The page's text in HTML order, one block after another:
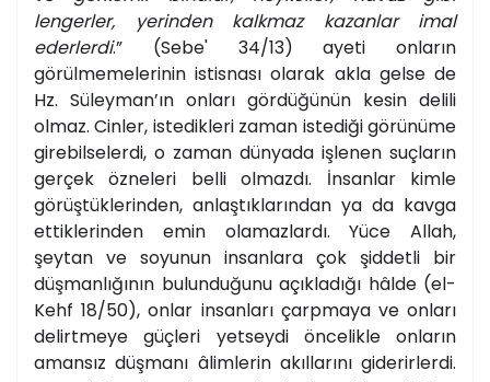
lengerler, yerinden kalkmaz kazanlar imal
ederlerdi.” (Sebe' 34/13) ayeti onların
görülmemelerinin istisnası olarak akla gelse de
Hz. Süleyman’ın onları gördüğünün kesin delili
olmaz. Cinler, istedikleri zaman istediği görünüme
girebilselerdi, o zaman dünyada işlenen suçların
gerçek özneleri belli olmazdı. İnsanlar kimle
görüştüklerinden, anlaştıklarından ya da kavga
ettiklerinden emin olamazlardı. Yüce Allah,
şeytan ve soyunun insanlara çok şiddetli bir
düşmanlığının bulunduğunu açıkladığı hâlde (el-
Kehf 18/50), onlar insanları çarpmaya ve onları
delirtmeye güçleri yetseydi öncelikle onların
amansız düşmanı âlimlerin akıllarını giderirlerdi.